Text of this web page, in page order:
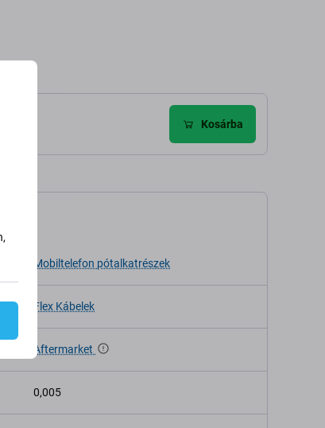
Kosárba
Mobiltelefon pótalkatrészek
Flex Kábelek
Aftermarket
0,005